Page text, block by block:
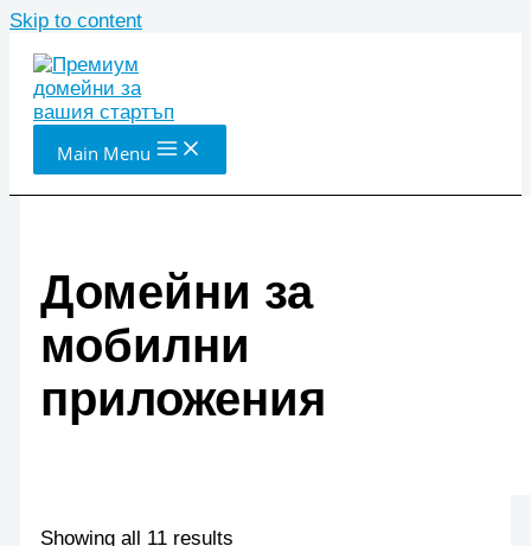
Skip to content
Main Menu
Домейни за
мобилни
приложения
Showing all 11 results